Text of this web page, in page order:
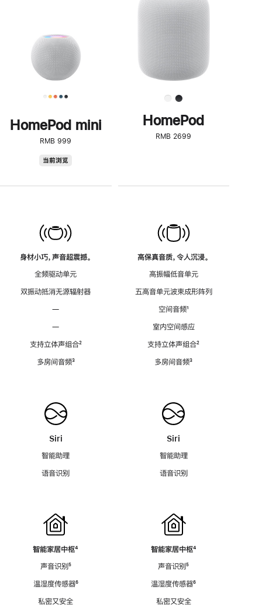
HomePod mini
RMB 999
当前浏览
身材小巧，声音超震撼。
全频驱动单元
双振动抵消无源辐射器
—
—
支持立体声组合脚
²
多房间音频脚
³
Siri
智能助理
语音识别
智能家居中枢脚
⁴
声音识别脚
⁵
温湿度传感器脚
⁶
私密又安全
了
解
HomePod<
HomePod
RMB 2699
高保真音质，令人沉浸。
高振幅低音单元
五高音单元波束成形阵列
空间音频脚
¹
室内空间感应
支持立体声组合脚
²
多房间音频脚
³
Siri
智能助理
语音识别
智能家居中枢脚
⁴
声音识别脚
⁵
温湿度传感器脚
⁶
私密又安全